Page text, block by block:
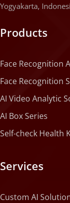
Yogyakarta,
Products
Face Recognition
Face Recognition
AI Video Analytic
AI Box Series
Self-check Health
Services
Custom AI